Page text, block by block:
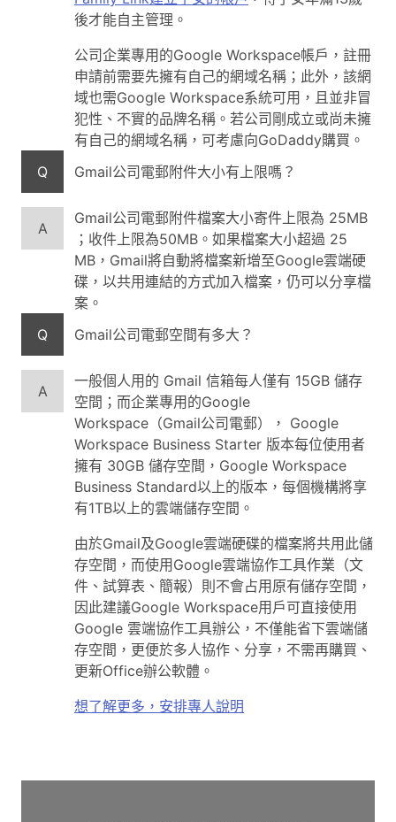
後才能自主管理。
公司企業專用的Google Workspace帳戶，註冊
申請前需要先擁有自己的網域名稱；此外，該網
域也需Google Workspace系統可用，且並非冒
犯性、不實的品牌名稱。若公司剛成立或尚未擁
有自己的網域名稱，可考慮向GoDaddy購買。
Q
Gmail公司電郵附件大小有上限嗎？
A
Gmail公司電郵附件檔案大小寄件上限為 25MB
；收件上限為50MB。如果檔案大小超過 25
MB，Gmail將自動將檔案新增至Google雲端硬
碟，以共用連結的方式加入檔案，仍可以分享檔
案。
Q
Gmail公司電郵空間有多大？
A
一般個人用的 Gmail 信箱每人僅有 15GB 儲存
空間；而企業專用的Google
Workspace（Gmail公司電郵）， Google
Workspace Business Starter 版本每位使用者
擁有 30GB 儲存空間，Google Workspace
Business Standard以上的版本，每個機構將享
有1TB以上的雲端儲存空間。
由於Gmail及Google雲端硬碟的檔案將共用此儲
存空間，而使用Google雲端協作工具作業（文
件、試算表、簡報）則不會占用原有儲存空間，
因此建議Google Workspace用戶可直接使用
Google 雲端協作工具辦公，不僅能省下雲端儲
存空間，更便於多人協作、分享，不需再購買、
更新Office辦公軟體。
想了解更多，安排專人說明